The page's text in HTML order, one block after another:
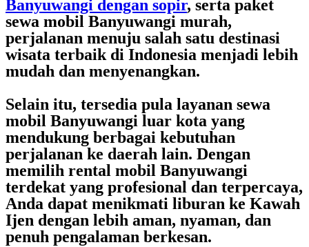
Banyuwangi dengan sopir, serta paket
sewa mobil Banyuwangi murah,
perjalanan menuju salah satu destinasi
wisata terbaik di Indonesia menjadi lebih
mudah dan menyenangkan.
Selain itu, tersedia pula layanan sewa
mobil Banyuwangi luar kota yang
mendukung berbagai kebutuhan
perjalanan ke daerah lain. Dengan
memilih rental mobil Banyuwangi
terdekat yang profesional dan terpercaya,
Anda dapat menikmati liburan ke Kawah
Ijen dengan lebih aman, nyaman, dan
penuh pengalaman berkesan.